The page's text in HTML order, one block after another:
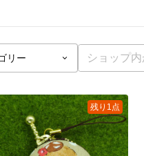
残り1点